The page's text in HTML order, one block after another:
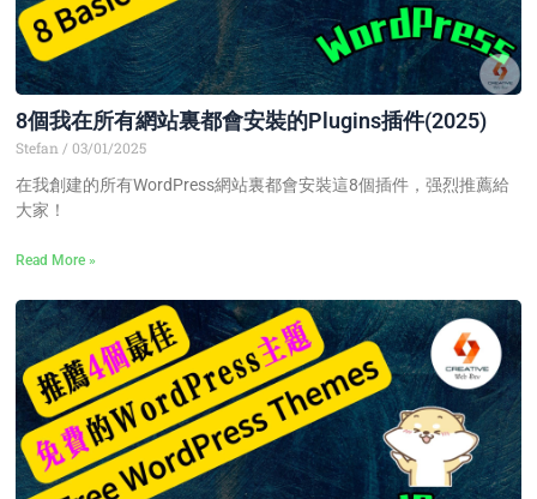
8個我在所有網站裏都會安裝的Plugins插件(2025)
Stefan
03/01/2025
在我創建的所有WordPress網站裏都會安裝這8個插件，强烈推薦給
大家！
Read More »